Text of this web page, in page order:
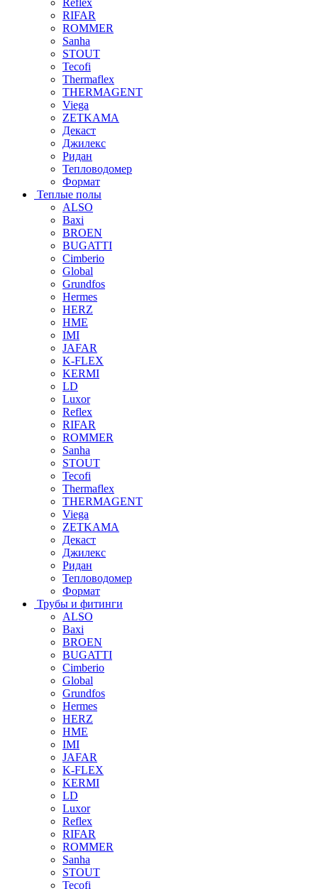
RIFAR
ROMMER
Sanha
STOUT
Tecofi
Thermaflex
THERMAGENT
Viega
ZETKAMA
Декаст
Джилекс
Ридан
Тепловодомер
Формат
Теплые полы
ALSO
Baxi
BROEN
BUGATTI
Cimberio
Global
Grundfos
Hermes
HERZ
HME
IMI
JAFAR
K-FLEX
KERMI
LD
Luxor
Reflex
RIFAR
ROMMER
Sanha
STOUT
Tecofi
Thermaflex
THERMAGENT
Viega
ZETKAMA
Декаст
Джилекс
Ридан
Тепловодомер
Формат
Трубы и фитинги
ALSO
Baxi
BROEN
BUGATTI
Cimberio
Global
Grundfos
Hermes
HERZ
HME
IMI
JAFAR
K-FLEX
KERMI
LD
Luxor
Reflex
RIFAR
ROMMER
Sanha
STOUT
Tecofi